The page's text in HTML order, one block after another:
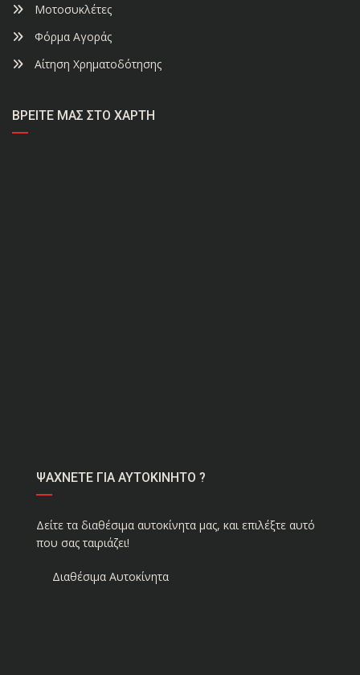
Μοτοσυκλέτες
Φόρμα Αγοράς
Αίτηση Χρηματοδότησης
ΒΡΕΊΤΕ ΜΑΣ ΣΤΟ ΧΆΡΤΗ
ΨΑΧΝΕΤΕ ΓΙΑ ΑΥΤΟΚΙΝΗΤΟ ?
Δείτε τα διαθέσιμα αυτοκίνητα μας, και επιλέξτε αυτό
που σας ταιριάζει!
Διαθέσιμα Αυτοκίνητα